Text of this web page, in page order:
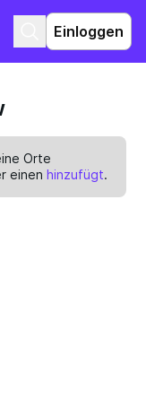
Einloggen
Orte
einenhinzufügt.